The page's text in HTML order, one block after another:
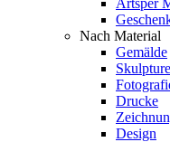
Nach Material
Gemälde
Drucke
Design